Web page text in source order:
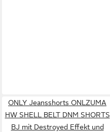
ONLY Jeansshorts ONLZUMA
HW SHELL BELT DNM SHORTS
BJ mit Destroyed Effekt und